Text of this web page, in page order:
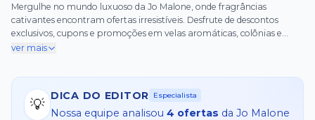
Mergulhe no mundo luxuoso da Jo Malone, onde fragrâncias
cativantes encontram ofertas irresistíveis. Desfrute de descontos
exclusivos, cupons e promoções em velas aromáticas, colônias e
produtos para o corpo que farão você se sentir especial sem estourar
ver mais
💡
DICA DO EDITOR Especialista
Nossa equipe analisou 4 ofertas da Jo Malone